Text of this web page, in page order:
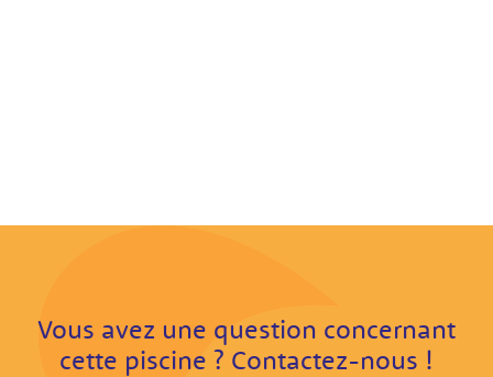
Vous avez une question concernant
cette piscine ? Contactez-nous !